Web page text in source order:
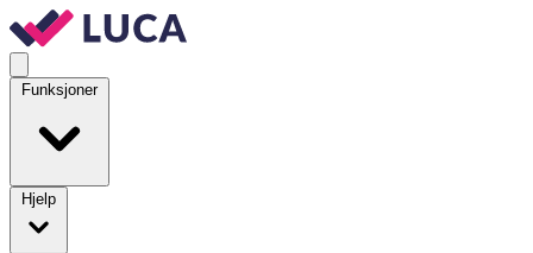
Funksjoner
Hjelp